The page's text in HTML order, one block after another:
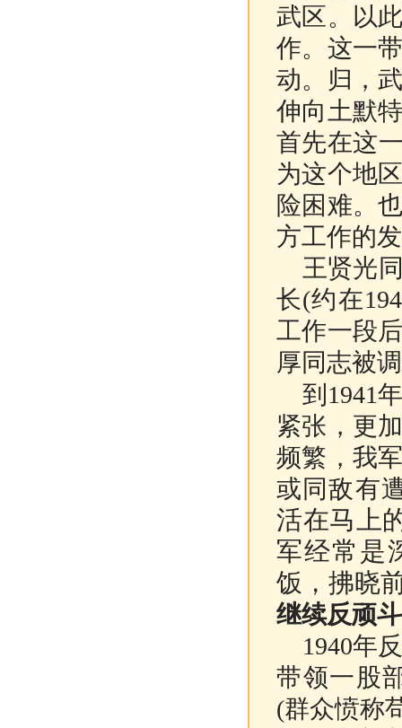
武区。以
作。这一
动。归，
伸向土默
首先在这
为这个地
险困难。
方工作的
王贤光同
长(约在
工作一段
厚同志被
到1941
紧张，更
频繁，我
或同敌有
活在马上
军经常是
饭，拂晓
继续反顽
1940年
带领一股
(群众愤称